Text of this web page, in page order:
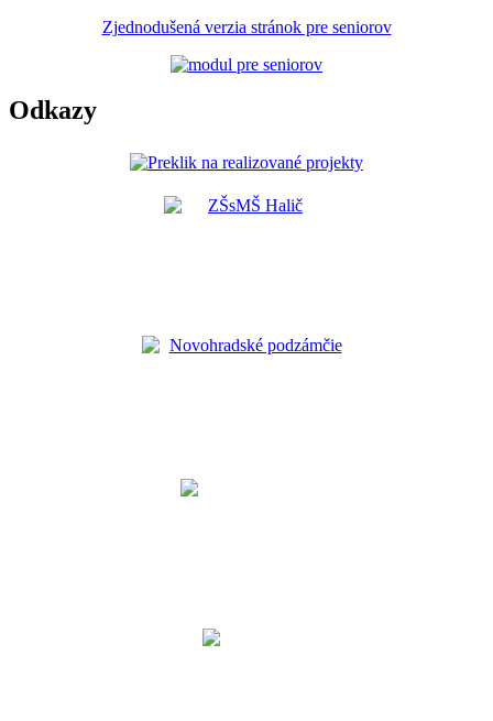
Zjednodušená verzia stránok pre seniorov
Odkazy